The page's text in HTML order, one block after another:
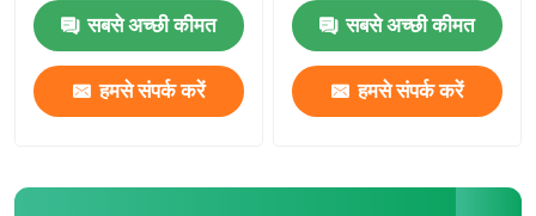
सबसे अच्छी कीमत
हमसे संपर्क करें
सबसे अच्छी कीमत
हमसे संपर्क करें